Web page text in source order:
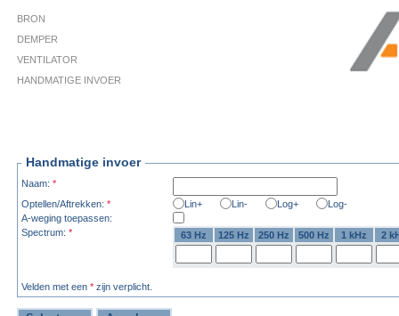
BRON
DEMPER
VENTILATOR
HANDMATIGE INVOER
Handmatige invoer
Naam: *
Optellen/Aftrekken: * Lin+ Lin- Log+
Log-
A-weging toepassen:
Spectrum: * 63 Hz 125 Hz 250 Hz 500 Hz 1 kHz 2
Velden met een * zijn verplicht.